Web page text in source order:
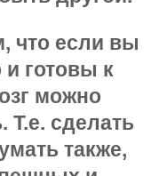
что если вы
готовы к
можно
Т.е. сделать
также,